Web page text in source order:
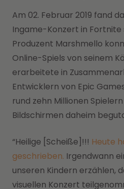
Am 02. Februar 2019 fand
Ingame-Konzert in Fortnite
Produzent Marshmello
Online-Spiels von seinem
erarbeitete in
Entwicklern von Epic
rund zehn Millionen
Bildschirmen daheim
“Heilige [Scheiße]!!! Heute
geschrieben. Irgendwann
unseren Kindern erzählen,
visuellen Konzert